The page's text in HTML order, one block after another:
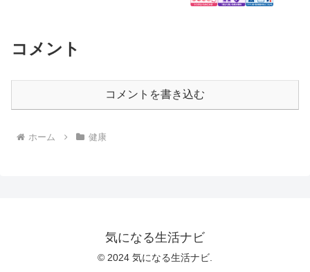
コメント
コメントを書き込む
ホーム 健康
気になる生活ナビ
© 2024 気になる生活ナビ.